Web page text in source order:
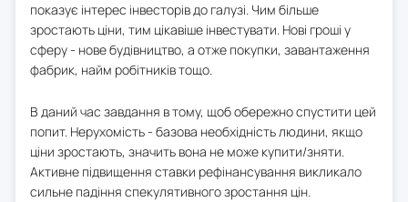
показує інтерес інвесторів до галузі. Чим більше
зростають ціни, тим цікавіше інвестувати. Нові гроші у
сферу - нове будівництво, а отже покупки, завантаження
фабрик, найм робітників тощо.
В даний час завдання в тому, щоб обережно спустити цей
попит. Нерухомість - базова необхідність людини, якщо
ціни зростають, значить вона не може купити/зняти.
Активне підвищення ставки рефінансування викликало
сильне падіння спекулятивного зростання цін.